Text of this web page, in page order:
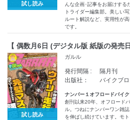
試し読み
んな企画･記事をお届けする
トライダー編集部。美しい
ルート解説など、実用性が
です。
【 偶数月6日 (デジタル版 紙版の発売
試し読み
ガルル
発行間隔 :
隔月刊
出版社：
バイクブ
ナンバー１オフロードバイク
創刊以来20年、オフロード
ル。つねにナンバーワン雑
を伸ばし続けています。モ